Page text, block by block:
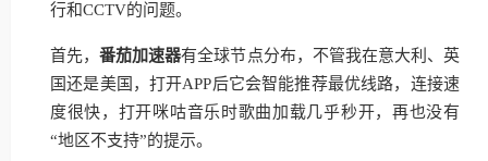
行和CCTV的问题。
首先，番茄加速器有全球节点分布，不管我在意大利、英
国还是美国，打开APP后它会智能推荐最优线路，连接速
度很快，打开咪咕音乐时歌曲加载几乎秒开，再也没有
“地区不支持”的提示。